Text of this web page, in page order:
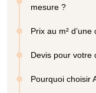
mesure ?
Prix au m²
Devis pour votre
Pourquoi choisir